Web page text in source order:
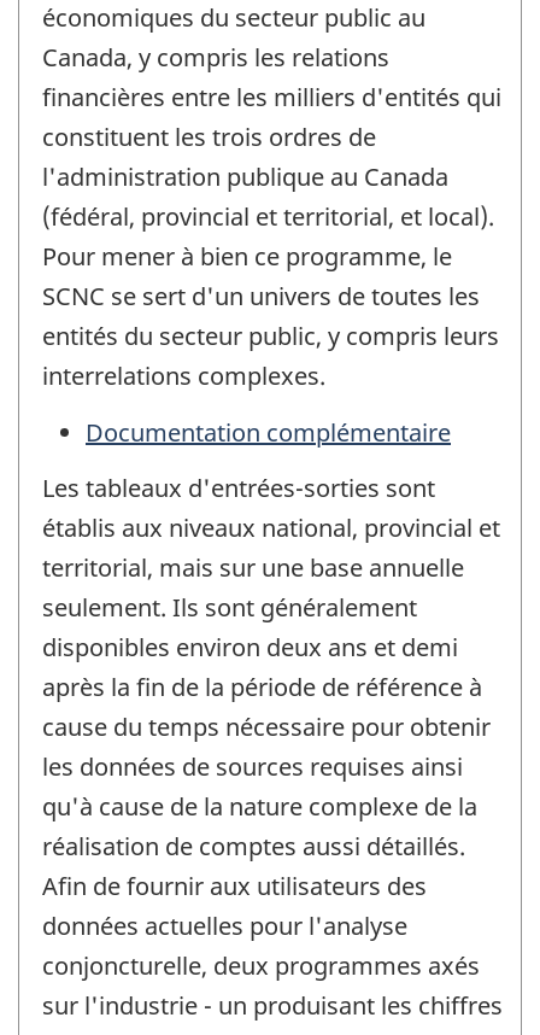
économiques du secteur public au
Canada, y compris les relations
financières entre les milliers d'entités qui
constituent les trois ordres de
l'administration publique au Canada
(fédéral, provincial et territorial, et local).
Pour mener à bien ce programme, le
SCNC se sert d'un univers de toutes les
entités du secteur public, y compris leurs
interrelations complexes.
Documentation complémentaire
Les tableaux d'entrées-sorties sont
établis aux niveaux national, provincial et
territorial, mais sur une base annuelle
seulement. Ils sont généralement
disponibles environ deux ans et demi
après la fin de la période de référence à
cause du temps nécessaire pour obtenir
les données de sources requises ainsi
qu'à cause de la nature complexe de la
réalisation de comptes aussi détaillés.
Afin de fournir aux utilisateurs des
données actuelles pour l'analyse
conjoncturelle, deux programmes axés
sur l'industrie - un produisant les chiffres